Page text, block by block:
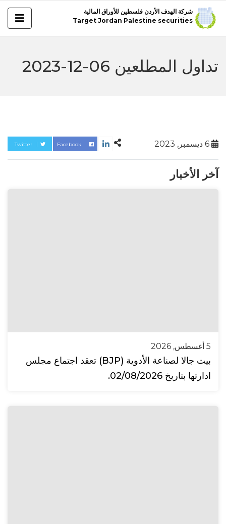
شركة الهدف الأردن فلسطين للأوراق المالية
Target Jordan Palestine securities
تداول المطلعين 06-12-2023
Twitter Facebook
آخر الأخبار
5 أغسطس, 2026
بيت جالا لصناعة الأدوية (BJP) تعقد اجتماع مجلس
ادارتها بتاريخ 02/08/2026.